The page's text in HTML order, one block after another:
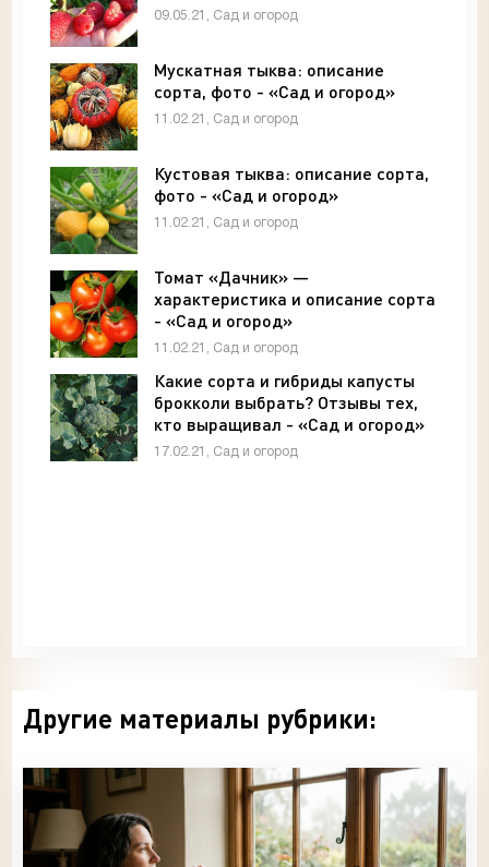
09.05.21, Сад и огород
Мускатная тыква: описание
сорта, фото - «Сад и огород»
11.02.21, Сад и огород
Кустовая тыква: описание сорта,
фото - «Сад и огород»
11.02.21, Сад и огород
Томат «Дачник» —
характеристика и описание сорта
- «Сад и огород»
11.02.21, Сад и огород
Какие сорта и гибриды капусты
брокколи выбрать? Отзывы тех,
кто выращивал - «Сад и огород»
17.02.21, Сад и огород
Другие материалы рубрики: